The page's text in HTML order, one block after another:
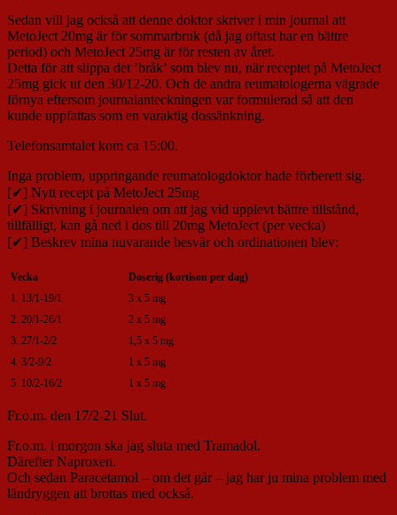
Sedan vill jag också att denne doktor skriver i min journal att
MetoJect 20mg är för sommarbruk (då jag oftast har en bättre
period) och MetoJect 25mg är för resten av året.
Detta för att slippa det ’bråk’ som blev nu, när receptet på MetoJect
25mg gick ut den 30/12-20. Och de andra reumatologerna vägrade
förnya eftersom journalanteckningen var formulerad så att den
kunde uppfattas som en varaktig dossänkning.
Telefonsamtalet kom ca 15:00.
Inga problem, uppringande reumatologdoktor hade förberett sig.
[✔] Nytt recept på MetoJect 25mg
[✔] Skrivning i journalen om att jag vid upplevt bättre tillstånd,
tillfälligt, kan gå ned i dos till 20mg MetoJect (per vecka)
[✔] Beskrev mina nuvarande besvär och ordinationen blev:
Vecka
Doserig (kortison per dag)
1. 13/1-19/1
3 x 5 mg
2. 20/1-26/1
2 x 5 mg
3. 27/1-2/2
1,5 x 5 mg
4. 3/2-9/2
1 x 5 mg
5. 10/2-16/2
1 x 5 mg
Fr.o.m. den 17/2-21 Slut.
Fr.o.m. i morgon ska jag sluta med Tramadol.
Därefter Naproxen.
Och sedan Paracetamol – om det går – jag har ju mina problem med
ländryggen att brottas med också.